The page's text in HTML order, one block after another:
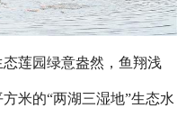
莲园绿意盎然，鱼翔浅
米的“两湖三湿地”生态水